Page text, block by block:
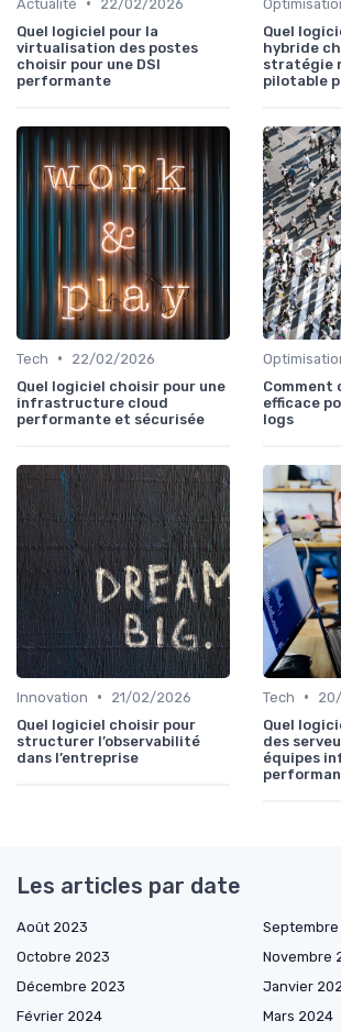
Actualité
22/02/2026
Quel logiciel pour la
virtualisation des postes
choisir pour une DSI
performante
Quel
hybride
stratégie
pilotable
Tech •
22/02/2026
Quel logiciel choisir pour une
infrastructure cloud
performante et sécurisée
Comment
efficace
logs
Innovation •
21/02/2026
Quel logiciel choisir pour
structurer l’observabilité
dans l’entreprise
Tech •
Quel
des
équipes
Les articles par date
Août 2023
Octobre 2023
Novembre
Décembre 2023
Janvier
Février 2024
Mars 2024